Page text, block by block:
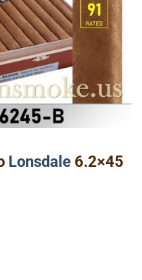
Lonsdale 6.2×45